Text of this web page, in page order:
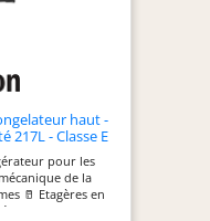
haut -
217L - Classe E
pour les
de la
🥛 Etagères en